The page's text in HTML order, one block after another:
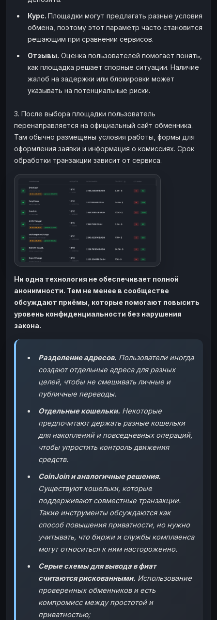
Курс. Площадки могут предлагать разные условия
обмена, поэтому этот параметр часто становится
решающим при сравнении сервисов.
Отзывы. Оценка пользователей помогает понять,
как площадка решает спорные ситуации. Наличие
жалоб на задержки или блокировки может
указывать на потенциальные риски.
3. После выбора площадки пользователь
перенаправляется на официальный сайт обменника.
Там обычно размещены условия работы, формы для
оформления заявки и информация о комиссиях. Срок
обработки транзакции зависит от сервиса.
Ни одна технология не обеспечивает полной
анонимности. Тем не менее в сообществе
обсуждают приёмы, которые помогают повысить
уровень конфиденциальности без нарушения
закона.
Разделение адресов. Пользователи иногда
создают отдельные адреса для разных
целей, чтобы не смешивать личные и
публичные переводы.
Отдельные кошельки. Некоторые
предпочитают держать разные кошельки
для накоплений и повседневных операций,
чтобы упростить контроль движения
средств.
CoinJoin и аналогичные решения.
Существуют кошельки, которые
поддерживают совместные транзакции.
Такие инструменты обсуждаются как
способ повышения приватности, но нужно
учитывать, что биржи и службы комплаенса
могут относиться к ним настороженно.
Серые схемы для вывода в фиат
считаются рискованными. Использование
проверенных обменников и есть
компромисс между простотой и
приватностью;